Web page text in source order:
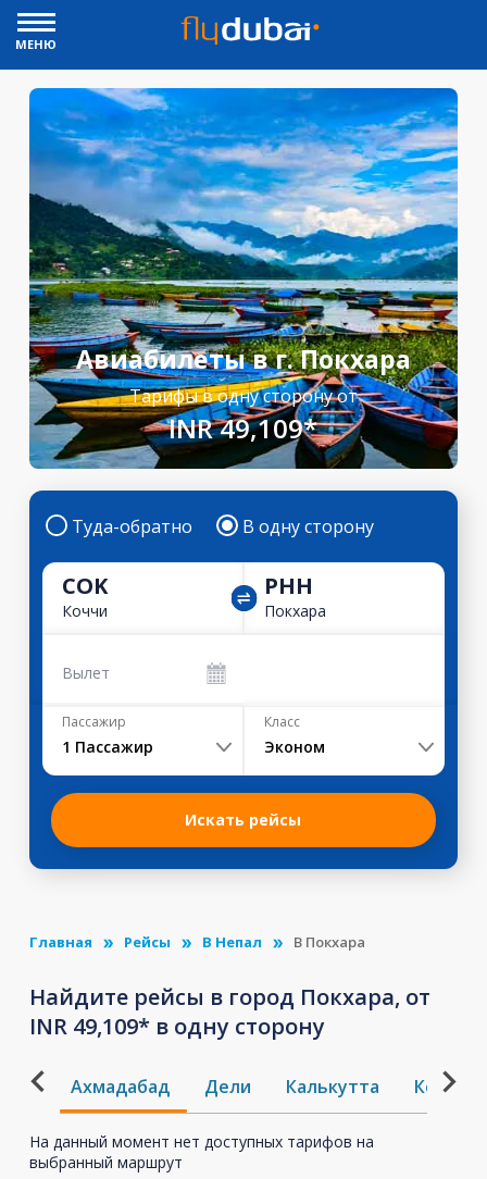
МЕНЮ
Авиабилеты в г. Покхара
Тарифы в одну сторону от
INR 49,109*
Туда-обратно В одну сторону
COK
Коччи
PHH
Покхара
Вылет
Пассажир
1 Пассажир
Класс
Эконом
Искать рейсы
Главная Рейсы В Непал В Покхара
Найдите рейсы в город Покхара, от
INR 49,109* в одну сторону
Ахмадабад Дели Калькутта
На данный момент нет доступных тарифов на
выбранный маршрут